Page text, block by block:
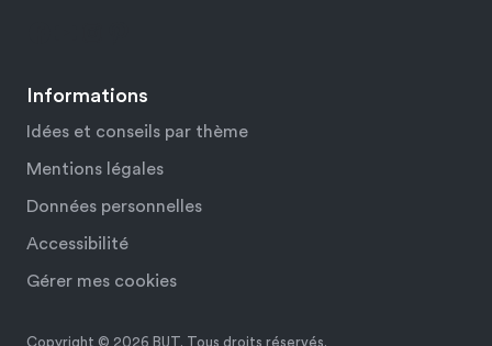
Informations
Idées et conseils par thème
Mentions légales
Données personnelles
Accessibilité
Gérer mes cookies